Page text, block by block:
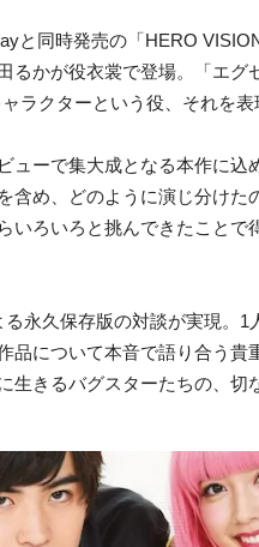
と同時発売の「HERO
るかが役衣裳で登場。「エ
ラクターという役、それを
ューで集大成となる本作に込
含め、どのように演じ分け
いろいろと挑んできたことで
る永久保存版の対談が実現。
品について本音で語り合う
生きるバグスターたちの、切